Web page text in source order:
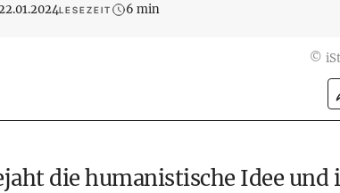
LESEZEIT 6 min
©
die humanistische Idee und